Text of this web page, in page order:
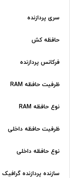
سری پردازنده
حافظه کش
فرکانس پردازنده
ظرفیت حافظه RAM
نوع حافظه RAM
ظرفیت حافظه داخلی
نوع حافظه داخلی
سازنده پردازنده گرافیک